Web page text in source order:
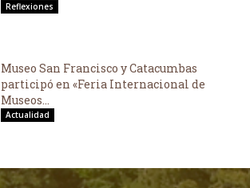
Reflexiones
Museo San Francisco y Catacumbas
participó en «Feria Internacional de
Museos...
Actualidad